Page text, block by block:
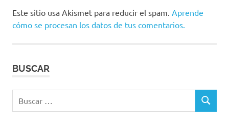
Este sitio usa Akismet para reducir el spam. Aprende
cómo se procesan los datos de tus comentarios.
BUSCAR
BUSCAR